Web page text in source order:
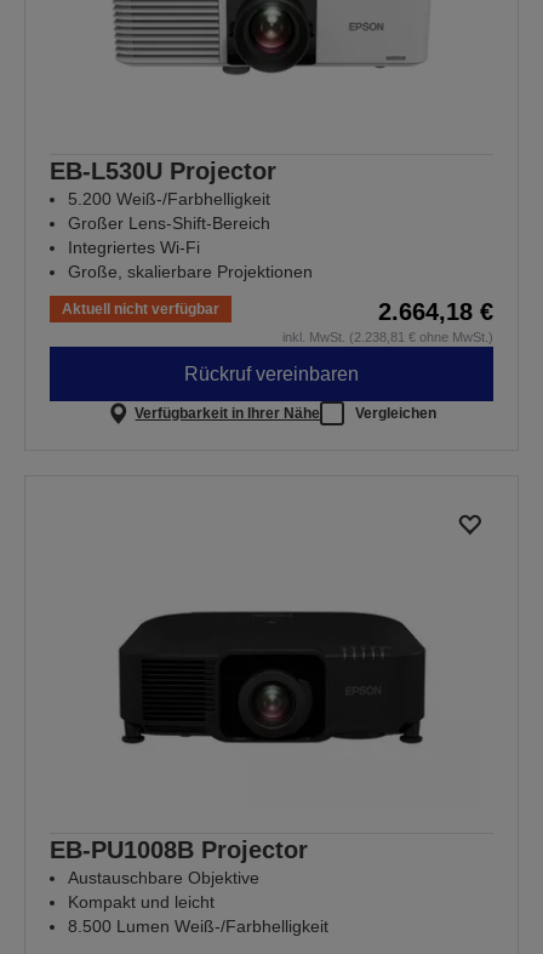
EB-L530U Projector
5.200 Weiß-/Farbhelligkeit
Großer Lens-Shift-Bereich
Integriertes Wi-Fi
Große, skalierbare Projektionen
Aktuell nicht verfügbar 2.664,18 €
inkl. MwSt. (2.238,81 € ohne MwSt.)
Rückruf vereinbaren
Verfügbarkeit in Ihrer Nähe Vergleichen
EB-PU1008B Projector
Austauschbare Objektive
Kompakt und leicht
8.500 Lumen Weiß-/Farbhelligkeit